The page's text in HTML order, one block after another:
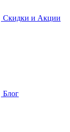
Скидки и Акции
Блог